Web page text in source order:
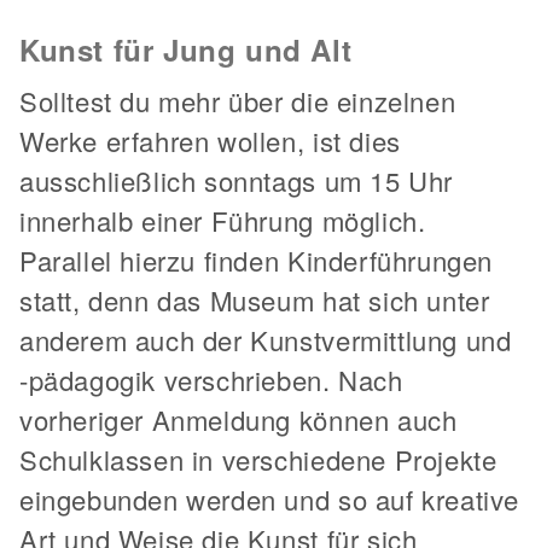
Kunst für Jung und Alt
Solltest du mehr über die einzelnen
Werke erfahren wollen, ist dies
ausschließlich sonntags um 15 Uhr
innerhalb einer Führung möglich.
Parallel hierzu finden Kinderführungen
statt, denn das Museum hat sich unter
anderem auch der Kunstvermittlung und
-pädagogik verschrieben. Nach
vorheriger Anmeldung können auch
Schulklassen in verschiedene Projekte
eingebunden werden und so auf kreative
Art und Weise die Kunst für sich